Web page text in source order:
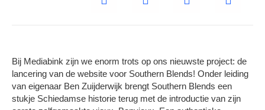
Bij Mediabink zijn we enorm trots op ons nieuwste project: de
lancering van de website voor Southern Blends! Onder leiding
van eigenaar Ben Zuijderwijk brengt Southern Blends een
stukje Schiedamse historie terug met de introductie van zijn